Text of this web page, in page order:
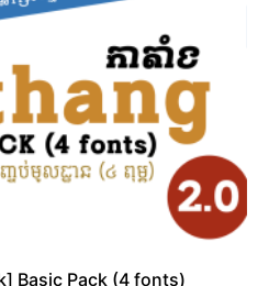
Basic Pack (4 fonts)